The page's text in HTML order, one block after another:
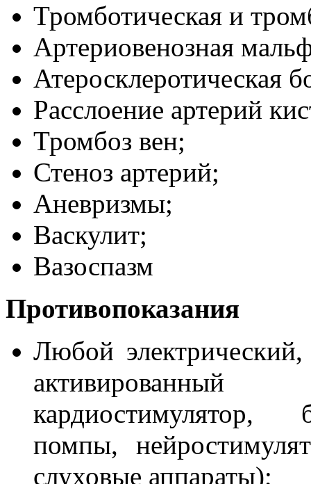
Тромботическая и
Артериовенозная
Атеросклеротическая
Расслоение артерий
Тромбоз вен;
Стеноз артерий;
Аневризмы;
Васкулит;
Вазоспазм
Противопоказания
Любой
кардиостимулятор,
помпы,
слуховые аппараты);